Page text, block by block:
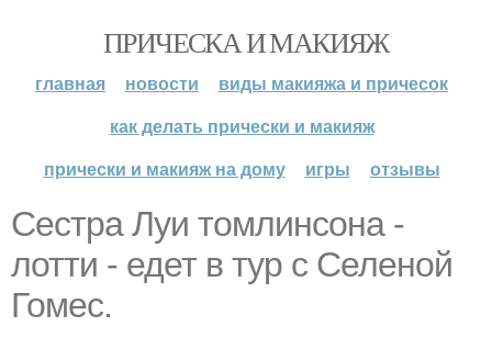
ПРИЧЕСКА И МАКИЯЖ
главная новости
виды макияжа и причесок
как делать прически и макияж
прически и макияж на дому
игры отзывы
Сестра Луи томлинсона -
лотти - едет в тур с Селеной
Гомес.